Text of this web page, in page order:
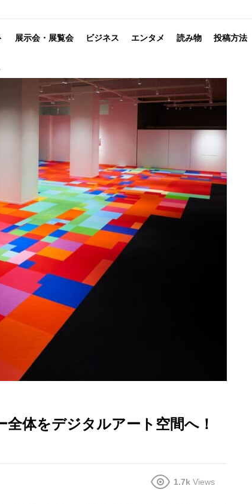
展示会・展覧会 ビジネス エンタメ 読み物 投稿方法
体をデジタルアート空間へ！
1.7k Views